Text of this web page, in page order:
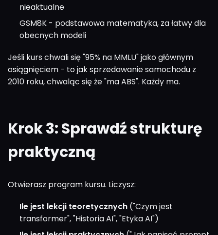
nieaktualne
GSM8K - podstawowa matematyka, za łatwy dla
obecnych modeli
Jeśli kurs chwali się "95% na MMLU" jako głównym
osiągnięciem - to jak sprzedawanie samochodu z
2010 roku, chwaląc się że "ma ABS". Każdy ma.
Krok 3: Sprawdź strukturę
praktyczną
Otwierasz program kursu. Liczysz:
Ile jest lekcji teoretycznych ("Czym jest
transformer", "Historia AI", "Etyka AI")